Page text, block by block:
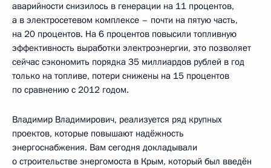
аварийности снизилось в генерации на 11 процентов,
а в электросетевом комплексе – почти на пятую часть,
на 20 процентов. На 6 процентов повысили топливную
эффективность выработки электроэнергии, это позволяет
сейчас сэкономить порядка 35 миллиардов рублей в год
только на топливе, потери снижены на 15 процентов
по сравнению с 2012 годом.
Владимир Владимирович, реализуется ряд крупных
проектов, которые повышают надёжность
энергоснабжения. Вам сегодня докладывали
о строительстве энергомоста в Крым, который был введён